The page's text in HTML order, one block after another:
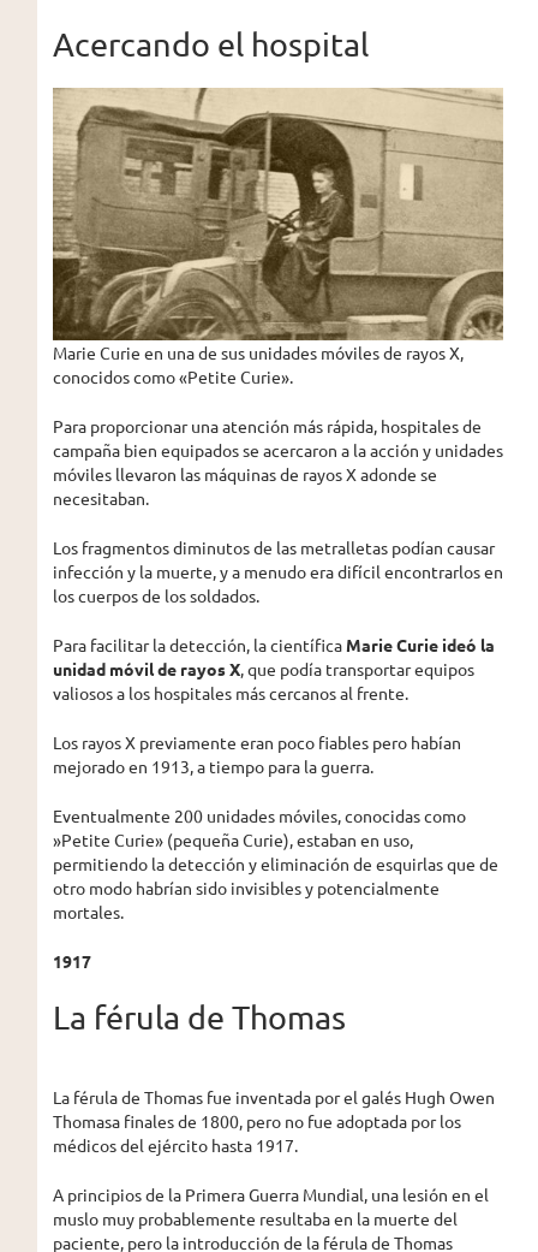
Acercando el hospital
Marie Curie en una de sus unidades móviles de rayos X,
conocidos como «Petite Curie».
Para proporcionar una atención más rápida, hospitales de
campaña bien equipados se acercaron a la acción y unidades
móviles llevaron las máquinas de rayos X adonde se
necesitaban.
Los fragmentos diminutos de las metralletas podían causar
infección y la muerte, y a menudo era difícil encontrarlos en
los cuerpos de los soldados.
Para facilitar la detección, la científica Marie Curie ideó la
unidad móvil de rayos X, que podía transportar equipos
valiosos a los hospitales más cercanos al frente.
Los rayos X previamente eran poco fiables pero habían
mejorado en 1913, a tiempo para la guerra.
Eventualmente 200 unidades móviles, conocidas como
»Petite Curie» (pequeña Curie), estaban en uso,
permitiendo la detección y eliminación de esquirlas que de
otro modo habrían sido invisibles y potencialmente
mortales.
1917
La férula de Thomas
La férula de Thomas fue inventada por el galés Hugh Owen
Thomasa finales de 1800, pero no fue adoptada por los
médicos del ejército hasta 1917.
A principios de la Primera Guerra Mundial, una lesión en el
muslo muy probablemente resultaba en la muerte del
paciente, pero la introducción de la férula de Thomas